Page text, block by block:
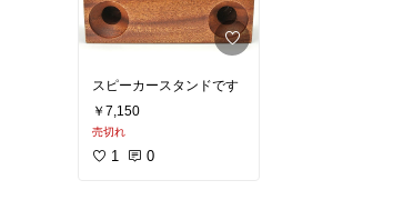
スピーカースタンドです
￥7,150
売切れ
1 0